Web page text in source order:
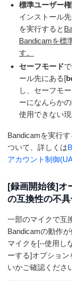
標準ユーザー
インストール
を実行すると
Bandicamを標
す。
セーフモード
ール先にある[
し、セーフモ
ーになんらか
使用できない
Bandicamを実行
ついて、詳しくは
アカウント制御
[録画開始後]オ
の互換性の不
一部のマイクで互
Bandicamの動作が
マイクを[--使用し
ーする]オプショ
いかご確認くださ